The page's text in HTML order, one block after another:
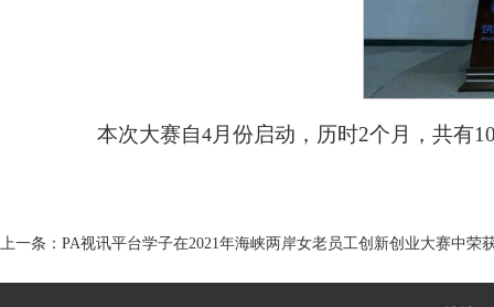
本次大赛自4月份启动，历时2个月，共有
上一条： PA视讯平台学子在2021年海峡两岸女老员工创新创业大赛中荣